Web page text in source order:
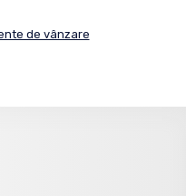
de vânzare